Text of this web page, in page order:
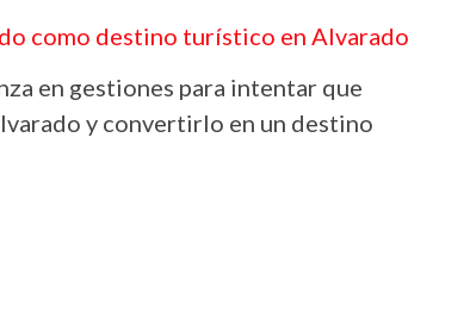
como destino turístico en Alvarado
en gestiones para intentar que
y convertirlo en un destino